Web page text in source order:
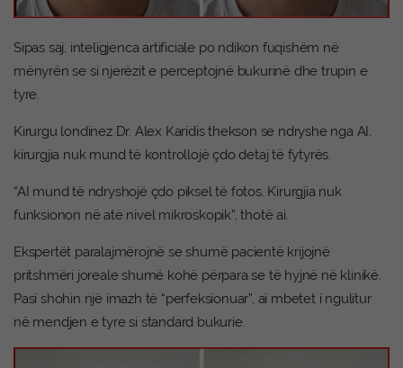
Sipas saj, inteligjenca artificiale po ndikon fuqishëm në
mënyrën se si njerëzit e perceptojnë bukurinë dhe trupin e
tyre.
Kirurgu londinez Dr. Alex Karidis thekson se ndryshe nga AI,
kirurgjia nuk mund të kontrollojë çdo detaj të fytyrës.
“AI mund të ndryshojë çdo piksel të fotos. Kirurgjia nuk
funksionon në atë nivel mikroskopik”, thotë ai.
Ekspertët paralajmërojnë se shumë pacientë krijojnë
pritshmëri joreale shumë kohë përpara se të hyjnë në klinikë.
Pasi shohin një imazh të “perfeksionuar”, ai mbetet i ngulitur
në mendjen e tyre si standard bukurie.